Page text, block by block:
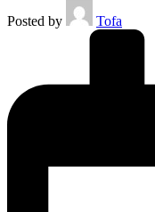
Posted by
Tofa